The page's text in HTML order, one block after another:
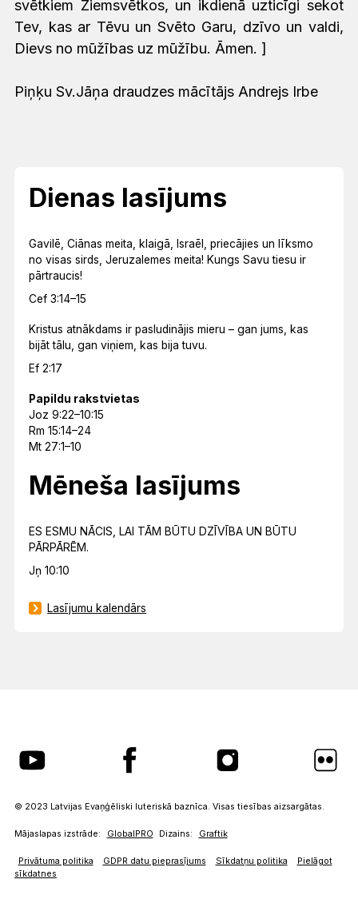
svētkiem Ziemsvētkos, un ikdienā uzticīgi sekot
Tev, kas ar Tēvu un Svēto Garu, dzīvo un valdi,
Dievs no mūžības uz mūžību. Āmen. ]
Piņķu Sv.Jāņa draudzes mācītājs Andrejs Irbe
Dienas lasījums
Gavilē, Ciānas meita, klaigā, Israēl, priecājies un līksmo
no visas sirds, Jeruzalemes meita! Kungs Savu tiesu ir
pārtraucis!
Cef 3:14–15
Kristus atnākdams ir pasludinājis mieru – gan jums, kas
bijāt tālu, gan viņiem, kas bija tuvu.
Ef 2:17
Papildu rakstvietas
Joz 9:22–10:15
Rm 15:14–24
Mt 27:1–10
Mēneša lasījums
ES ESMU NĀCIS, LAI TĀM BŪTU DZĪVĪBA UN BŪTU
PĀRPĀRĒM.
Jņ 10:10
Lasījumu kalendārs
© 2023 Latvijas Evaņģēliski luteriskā baznīca. Visas tiesības aizsargātas.
Mājaslapas izstrāde: GlobalPRO Dizains: Graftik
Privātuma politika GDPR datu pieprasījums Sīkdatņu politika
Pielāgot
sīkdatnes